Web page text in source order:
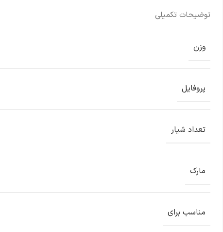
توضیحات تکمیلی
وزن
پروفایل
تعداد شیار
مارک
مناسب برای